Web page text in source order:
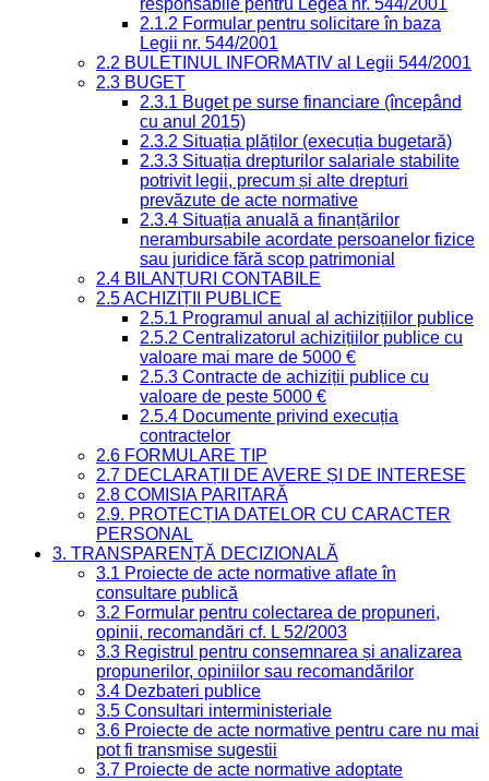
responsabile pentru Legea nr. 544/2001
2.1.2 Formular pentru solicitare în baza
Legii nr. 544/2001
2.2 BULETINUL INFORMATIV al Legii 544/2001
2.3 BUGET
2.3.1 Buget pe surse financiare (începând
cu anul 2015)
2.3.2 Situația plăților (execuția bugetară)
2.3.3 Situația drepturilor salariale stabilite
potrivit legii, precum și alte drepturi
prevăzute de acte normative
2.3.4 Situația anuală a finanțărilor
nerambursabile acordate persoanelor fizice
sau juridice fără scop patrimonial
2.4 BILANȚURI CONTABILE
2.5 ACHIZIȚII PUBLICE
2.5.1 Programul anual al achizițiilor publice
2.5.2 Centralizatorul achizițiilor publice cu
valoare mai mare de 5000 €
2.5.3 Contracte de achiziții publice cu
valoare de peste 5000 €
2.5.4 Documente privind execuția
contractelor
2.6 FORMULARE TIP
2.7 DECLARAȚII DE AVERE ȘI DE INTERESE
2.8 COMISIA PARITARĂ
2.9. PROTECȚIA DATELOR CU CARACTER
PERSONAL
3. TRANSPARENȚĂ DECIZIONALĂ
3.1 Proiecte de acte normative aflate în
consultare publică
3.2 Formular pentru colectarea de propuneri,
opinii, recomandări cf. L 52/2003
3.3 Registrul pentru consemnarea și analizarea
propunerilor, opiniilor sau recomandărilor
3.4 Dezbateri publice
3.5 Consultari interministeriale
3.6 Proiecte de acte normative pentru care nu mai
pot fi transmise sugestii
3.7 Proiecte de acte normative adoptate